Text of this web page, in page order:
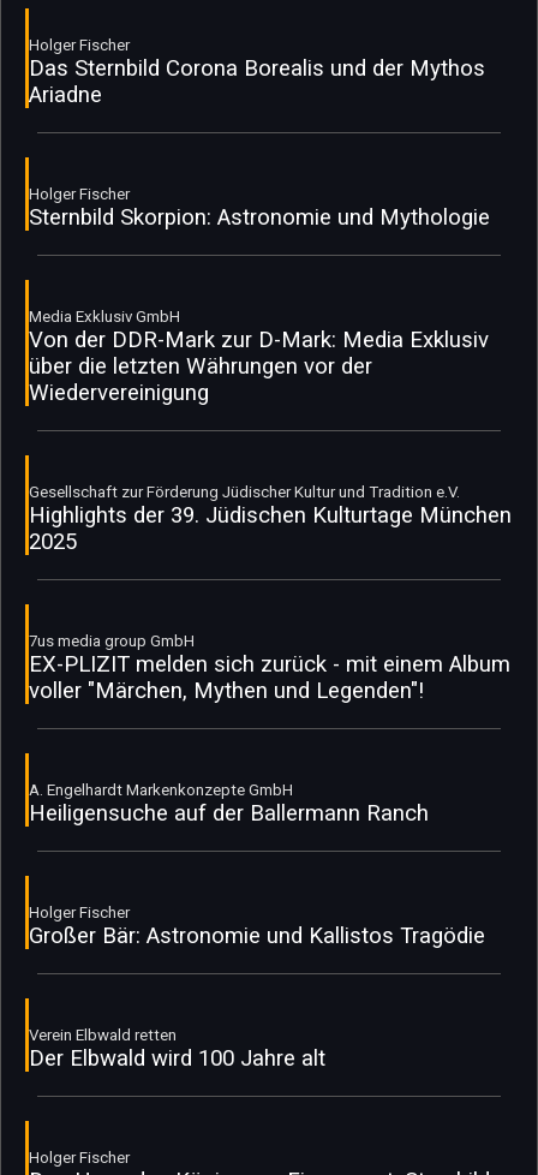
Holger Fischer
Das Sternbild Corona Borealis und der Mythos
Ariadne
Holger Fischer
Sternbild Skorpion: Astronomie und Mythologie
Media Exklusiv GmbH
Von der DDR-Mark zur D-Mark: Media Exklusiv
über die letzten Währungen vor der
Wiedervereinigung
Gesellschaft zur Förderung Jüdischer Kultur und Tradition e.V.
Highlights der 39. Jüdischen Kulturtage München
2025
7us media group GmbH
EX-PLIZIT melden sich zurück - mit einem Album
voller "Märchen, Mythen und Legenden"!
A. Engelhardt Markenkonzepte GmbH
Heiligensuche auf der Ballermann Ranch
Holger Fischer
Großer Bär: Astronomie und Kallistos Tragödie
Verein Elbwald retten
Der Elbwald wird 100 Jahre alt
Holger Fischer